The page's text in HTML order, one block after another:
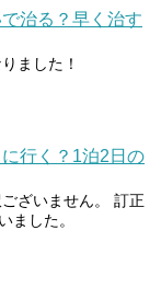
治る？早く治す
ました！
行く？1泊2日の
ざいません。 訂正
ました。